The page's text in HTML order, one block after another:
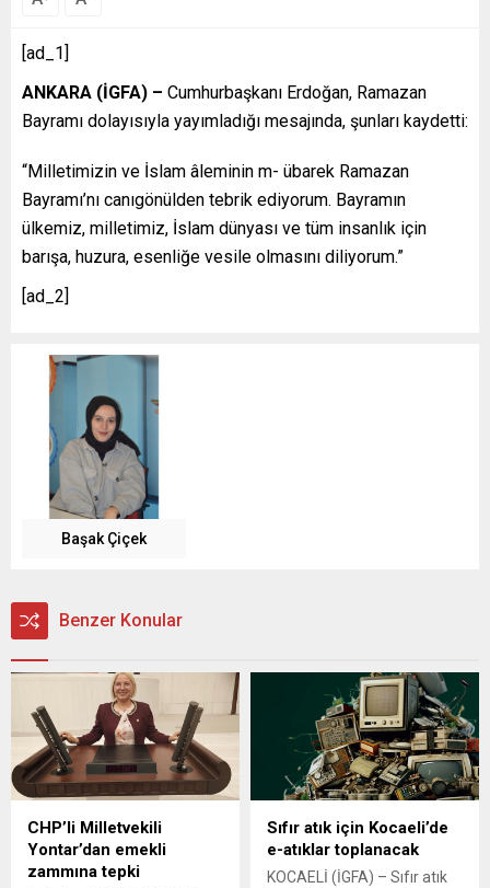
[ad_1]
ANKARA (İGFA) – Cumhurbaşkanı Erdoğan, Ramazan
Bayramı dolayısıyla yayımladığı mesajında, şunları kaydetti:
“Milletimizin ve İslam âleminin m- übarek Ramazan
Bayramı’nı canıgönülden tebrik ediyorum. Bayramın
ülkemiz, milletimiz, İslam dünyası ve tüm insanlık için
barışa, huzura, esenliğe vesile olmasını diliyorum.”
[ad_2]
Başak Çiçek
Benzer Konular
CHP’li Milletvekili
Yontar’dan emekli
zammına tepki
Sıfır atık için Kocaeli’de
e-atıklar toplanacak
KOCAELİ (İGFA) – Sıfır atık